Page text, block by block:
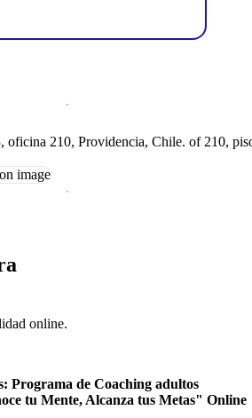
online.
Programa de Coaching adultos
tu Mente, Alcanza tus Metas" Online
oficina 210, Providencia, Chile. of 210,